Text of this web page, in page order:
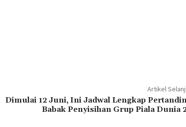
Artikel
Dimulai 12 Juni, Ini Jadwal Lengkap
Babak Penyisihan Grup Piala Dunia